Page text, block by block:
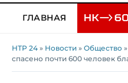
ГЛАВНАЯ
НТР 24 » Новости » Общество
спасено почти 600 человек